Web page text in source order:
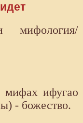
мифология/
ифугао
- божество.